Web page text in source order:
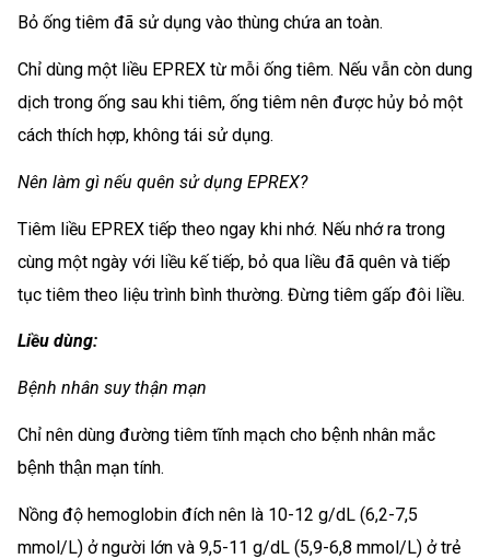
Bỏ ống tiêm đã sử dụng vào thùng chứa an toàn.
Chỉ dùng một liều EPREX từ mỗi ống tiêm. Nếu vẫn còn dung
dịch trong ống sau khi tiêm, ống tiêm nên được hủy bỏ một
cách thích hợp, không tái sử dụng.
Nên làm gì nếu quên sử dụng EPREX?
Tiêm liều EPREX tiếp theo ngay khi nhớ. Nếu nhớ ra trong
cùng một ngày với liều kế tiếp, bỏ qua liều đã quên và tiếp
tục tiêm theo liệu trình bình thường. Đừng tiêm gấp đôi liều.
Liều dùng:
Bệnh nhân suy thận mạn
Chỉ nên dùng đường tiêm tĩnh mạch cho bệnh nhân mắc
bệnh thận mạn tính.
Nồng độ hemoglobin đích nên là 10-12 g/dL (6,2-7,5
mmol/L) ở người lớn và 9,5-11 g/dL (5,9-6,8 mmol/L) ở trẻ